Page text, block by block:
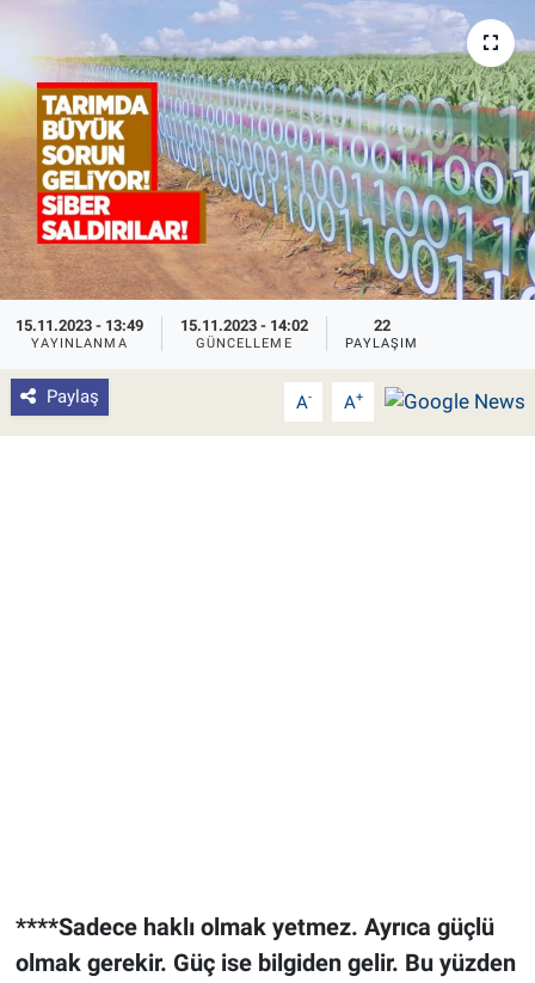
15.11.2023 - 13:49
YAYINLANMA
15.11.2023 - 14:02
GÜNCELLEME
22
PAYLAŞIM
Paylaş A- A+
****Sadece haklı olmak yetmez. Ayrıca güçlü
olmak gerekir. Güç ise bilgiden gelir. Bu yüzden
Pankobirlik
Et fiyatları
Tarım Bilgisi
Yetiştirici Soruyor
Dünyada Tarım
Üretici Birlikleri
Şeker ve Şekerli Mamüller